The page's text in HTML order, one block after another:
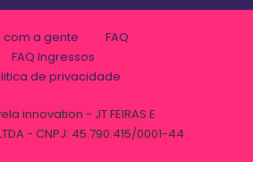
com a gente
FAQ
FAQ Ingressos
de privacidade
innovation - JT FEIRAS E
- CNPJ: 45.790.415/0001-44